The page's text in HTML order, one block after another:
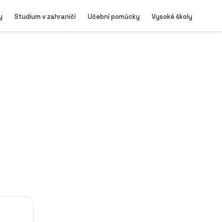
Studium v zahraničí Učební pomůcky Vysoké školy